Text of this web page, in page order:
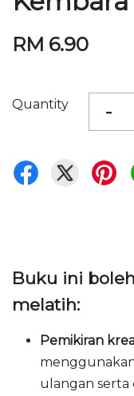
RM 6.90
Quantity -
Buku ini
melatih:
Pemikiran
ulangan serta